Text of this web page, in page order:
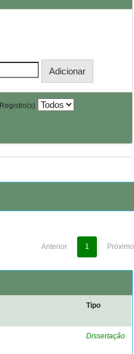
Registro(s)
Anterior 1 Próximo
Tipo
Dissertação